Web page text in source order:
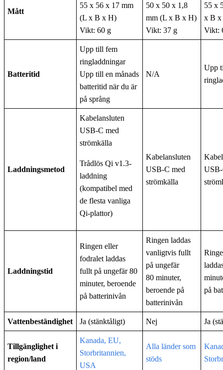
Mått
55 x 56 x 17 mm
(L x B x H)
Vikt: 60 g
50 x 50 x 1,8
mm (L x B x H)
Vikt: 37 g
55 x
x B
Vikt:
Batteritid
Upp till fem
ringladdningar
Upp till en månads
batteritid när du är
på språng
N/A
Upp
Laddningsmetod
Kabelansluten
USB-C med
strömkälla
Trådlös Qi v1.3-
laddning
(kompatibel med
de flesta vanliga
Qi-plattor)
Kabelansluten
USB-C med
strömkälla
Laddningstid
Ringen eller
fodralet laddas
fullt på ungefär 80
minuter, beroende
på batterinivån
Ringen laddas
vanligtvis fullt
på ungefär
80 minuter,
beroende på
batterinivån
på
Vattenbeständighet Ja (stänktåligt) Nej Ja
Tillgänglighet i
region/land
Kanada, EU,
Storbritannien,
USA
Alla länder som
stöds